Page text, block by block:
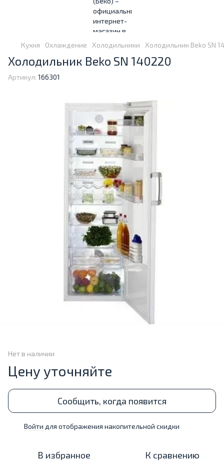
Кухня Охлаждение Холодильники Холодильник Beko SN
Холодильник Beko SN 140220
Артикул: 166301
Нет в наличии
Цену уточняйте
Сообщить, когда появится
Войти для отображения накопительной скидки
В избранное К сравнению